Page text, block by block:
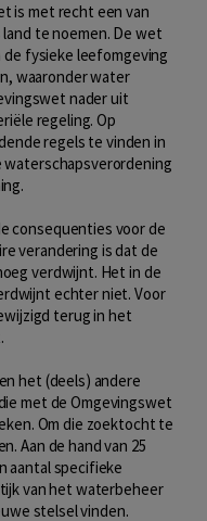
is met recht een van
te noemen. De wet
fysieke leefomgeving
waaronder water
nader uit
regeling. Op
regels te vinden in
consequenties voor de
verandering is dat de
verdwijnt. Het in de
echter niet. Voor
terug in het
het (deels) andere
met de Omgevingswet
Om die zoektocht te
Aan de hand van 25
aantal specifieke
van het waterbeheer
stelsel vinden.